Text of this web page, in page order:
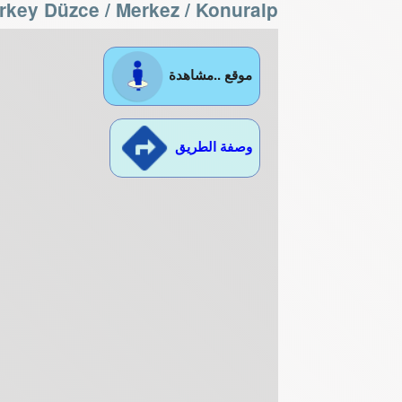
Düzce / Merkez / Konuralp
موقع ..مشاهدة
وصفة الطريق